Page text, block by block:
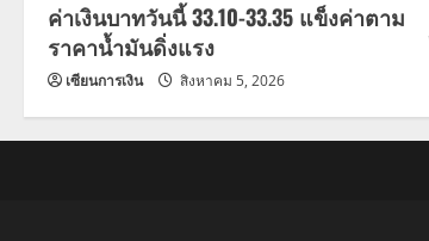
ค่าเงินบาทวันนี้ 33.10-33.35 แข็งค่าตาม
ราคาน้ำมันดิ่งแรง
เซียนการเงิน สิงหาคม 5, 2026